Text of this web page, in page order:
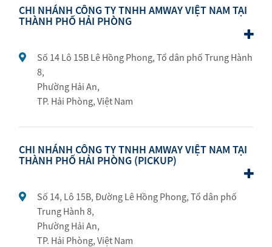
CHI NHÁNH CÔNG TY TNHH AMWAY VIỆT NAM TẠI
THÀNH PHỐ HẢI PHÒNG
Số 14 Lô 15B Lê Hồng Phong, Tổ dân phố Trung Hành
8,
Phường Hải An,
TP. Hải Phòng, Việt Nam
CHI NHÁNH CÔNG TY TNHH AMWAY VIỆT NAM TẠI
THÀNH PHỐ HẢI PHÒNG (PICKUP)
Số 14, Lô 15B, Đường Lê Hồng Phong, Tổ dân phố
Trung Hành 8,
Phường Hải An,
TP. Hải Phòng, Việt Nam